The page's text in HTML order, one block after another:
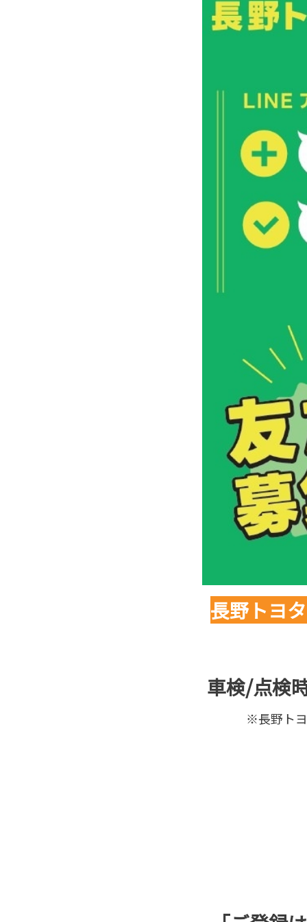
長野トヨ
車検/点検
※長野ト